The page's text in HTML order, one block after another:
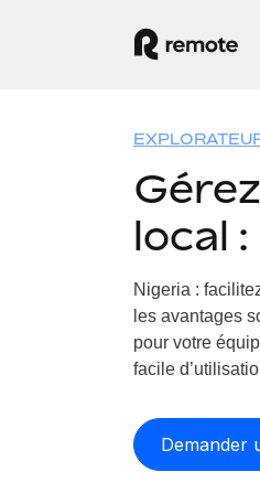
local
Nigeria :
les avantages
pour votre
facile
Demander